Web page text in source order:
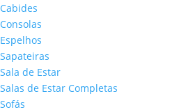
Cabides
Consolas
Espelhos
Sapateiras
Sala de Estar
Salas de Estar Completas
Sofás